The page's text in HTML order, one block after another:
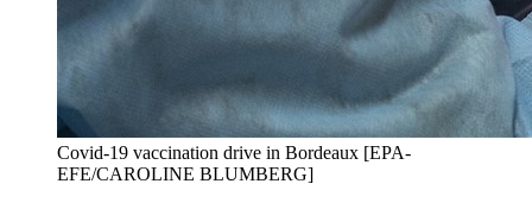
Covid-19 vaccination drive in Bordeaux [EPA-
EFE/CAROLINE BLUMBERG]